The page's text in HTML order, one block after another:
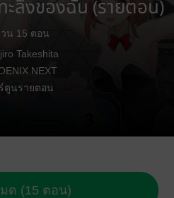
ะลึ่งของฉัน (รายตอน)
น 15 ตอน
Takeshita
NEXT
ตูนรายตอน
ด (15 ตอน)